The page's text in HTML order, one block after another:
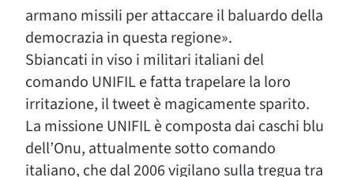
armano missili per attaccare il baluardo della
democrazia in questa regione».
Sbiancati in viso i militari italiani del
comando UNIFIL e fatta trapelare la loro
irritazione, il tweet è magicamente sparito.
La missione UNIFIL è composta dai caschi blu
dell’Onu, attualmente sotto comando
italiano, che dal 2006 vigilano sulla tregua tra